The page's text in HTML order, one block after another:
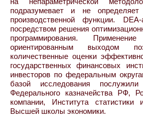
подразумевает и не
производственной функции. DEA-
посредством решения
программирования.
ориентированным выходом
количественные оценки
государственных финансовых
инвесторов по федеральным
базой исследования
Федерального казначейства РФ,
компании, Института статистики
Высшей школы экономики.